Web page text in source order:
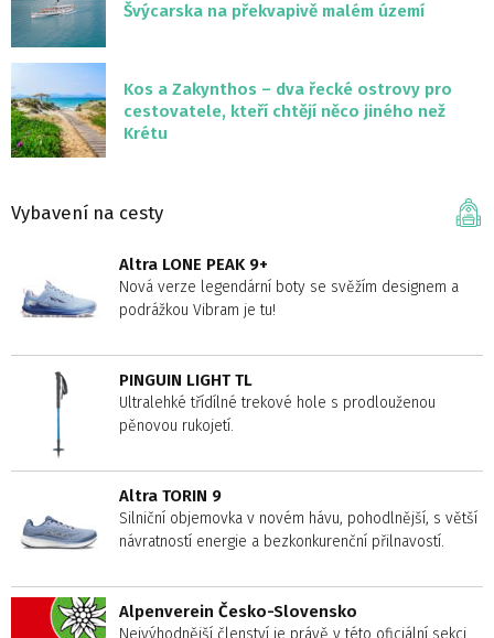
Švýcarska na překvapivě malém území
Kos a Zakynthos – dva řecké ostrovy pro
cestovatele, kteří chtějí něco jiného než
Krétu
Vybavení na cesty
Altra LONE PEAK 9+
Nová verze legendární boty se svěžím designem a
podrážkou Vibram je tu!
PINGUIN LIGHT TL
Ultralehké třídílné trekové hole s prodlouženou
pěnovou rukojetí.
Altra TORIN 9
Silniční objemovka v novém hávu, pohodlnější, s větší
návratností energie a bezkonkurenční přilnavostí.
Alpenverein Česko-Slovensko
Nejvýhodnější členství je právě v této oficiální sekci